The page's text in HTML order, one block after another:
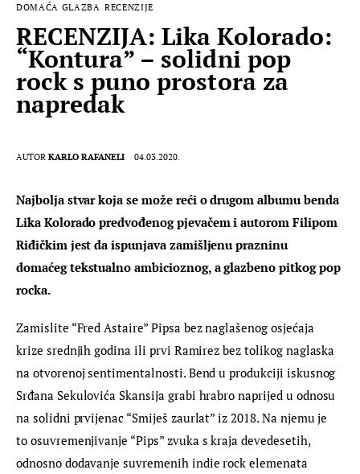
MUSIC BOX
DOMAĆA GLAZBA RECENZIJE
RECENZIJA: Lika Kolorado:
“Kontura” – solidni pop
rock s puno prostora za
napredak
AUTOR KARLO RAFANELI 04.03.2020.
Najbolja stvar koja se može reći o drugom albumu benda
Lika Kolorado predvođenog pjevačem i autorom Filipom
Riđičkim jest da ispunjava zamišljenu prazninu
domaćeg tekstualno ambicioznog, a glazbeno pitkog pop
rocka.
Zamislite “Fred Astaire” Pipsa bez naglašenog osjećaja
krize srednjih godina ili prvi Ramirez bez tolikog naglaska
na otvorenoj sentimentalnosti. Bend u produkciji iskusnog
Srđana Sekulovića Skansija grabi hrabro naprijed u odnosu
na solidni prvijenac “Smiješ zaurlat” iz 2018. Na njemu je
to osuvremenjivanje “Pips” zvuka s kraja devedesetih,
odnosno dodavanje suvremenih indie rock elemenata